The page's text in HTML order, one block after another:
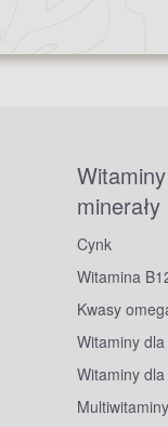
minerały
Cynk
Witamina
Kwasy
Witaminy dla
Witaminy dla
Multiwitaminy